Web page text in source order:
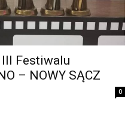
Festiwalu
– NOWY SĄCZ
0